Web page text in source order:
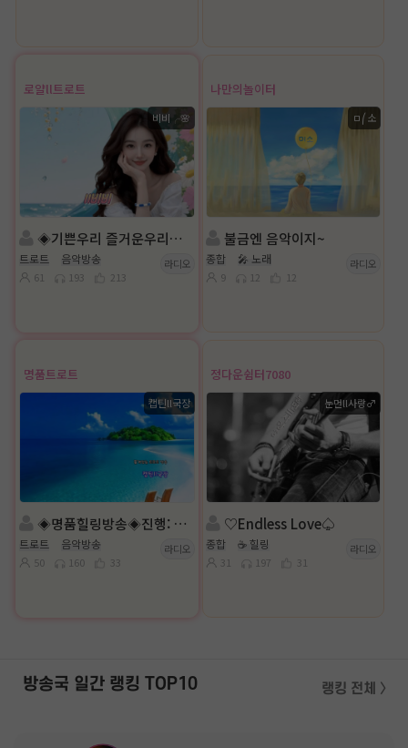
로얄ll트로트
비비╭🌸
◈기쁜우리 즐거운우리◈진행:비비╭🌸◈담:ll호수니
트로트 음악방송
61 193 213
라디오
나만의놀이터
ㅁ⎛소
불금엔 음악이지~
종합 🎤 노래
9 12 12
라디오
명품트로트
캡틴ll국장
◈명품힐링방송◈진행: 캡틴ll국장 ◈담: 다래II넝쿨 ◈
트로트 음악방송
50 160 33
라디오
정다운쉼터7080
눈먼ll사랑♂
♡Endless Love♤
종합 ☕ 힐링
31 197 31
라디오
방송국 일간 랭킹 TOP10 랭킹 전체 〉